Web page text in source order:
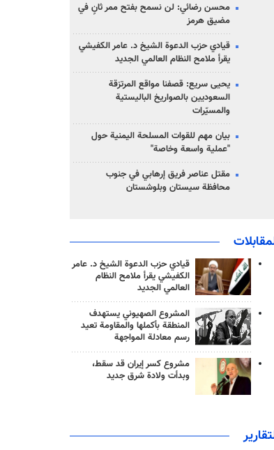
محسن رضائي: لن نسمح بفتح ممر ثانٍ في
مضيق هرمز
قيادي حزب الدعوة الشيخ د. عامر الكفيشي
يقرأ ملامح النظام العالمي الجديد
يحيى سريع: قصفنا مواقع المرتزقة
السعوديين بالصواريخ الباليستية
والمسيّرات
بيان مهم للقوات المسلحة اليمنية حول
"عملية واسعة وخاصة"
مقتل عناصر فريق إرهابي في جنوب
محافظة سيستان وبلوشستان
قيادي حزب الدعوة الشيخ د. عامر
الكفيشي يقرأ ملامح النظام
العالمي الجديد
المشروع الصهيوني يستهدف
المنطقة بأكملها والمقاومة تعيد
رسم معادلة المواجهة
مشروع كسر إيران قد سقط،
وبدأت ولادة شرق جديد